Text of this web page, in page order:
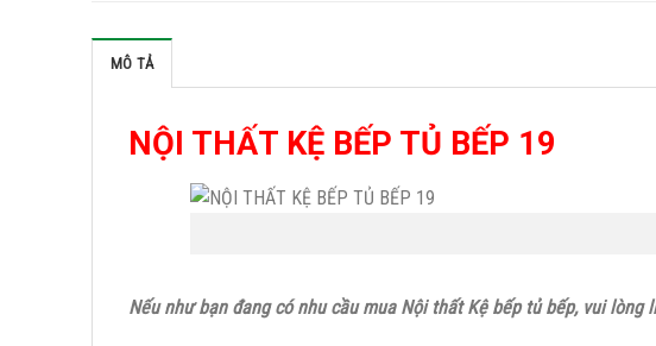
MÔ TẢ
NỘI THẤT KỆ BẾP TỦ BẾP 19
Nếu như bạn đang có nhu cầu mua Nội thất Kệ bếp tủ bếp, vui lòng